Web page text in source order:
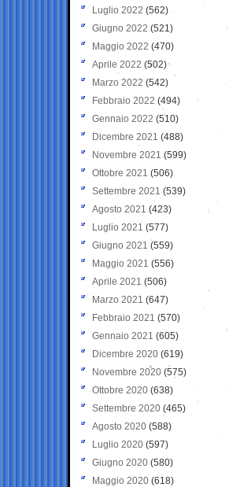
Luglio 2022 (562)
Giugno 2022 (521)
Maggio 2022 (470)
Aprile 2022 (502)
Marzo 2022 (542)
Febbraio 2022 (494)
Gennaio 2022 (510)
Dicembre 2021 (488)
Novembre 2021 (599)
Ottobre 2021 (506)
Settembre 2021 (539)
Agosto 2021 (423)
Luglio 2021 (577)
Giugno 2021(559)
Maggio 2021 (556)
Aprile 2021 (506)
Marzo 2021 (647)
Febbraio 2021 (570)
Gennaio 2021 (605)
Dicembre 2020 (619)
Novembre 2020 (575)
Ottobre 2020 (638)
Settembre 2020(465)
Agosto 2020 (588)
Luglio 2020 (597)
Giugno 2020 (580)
Maggio 2020 (618)